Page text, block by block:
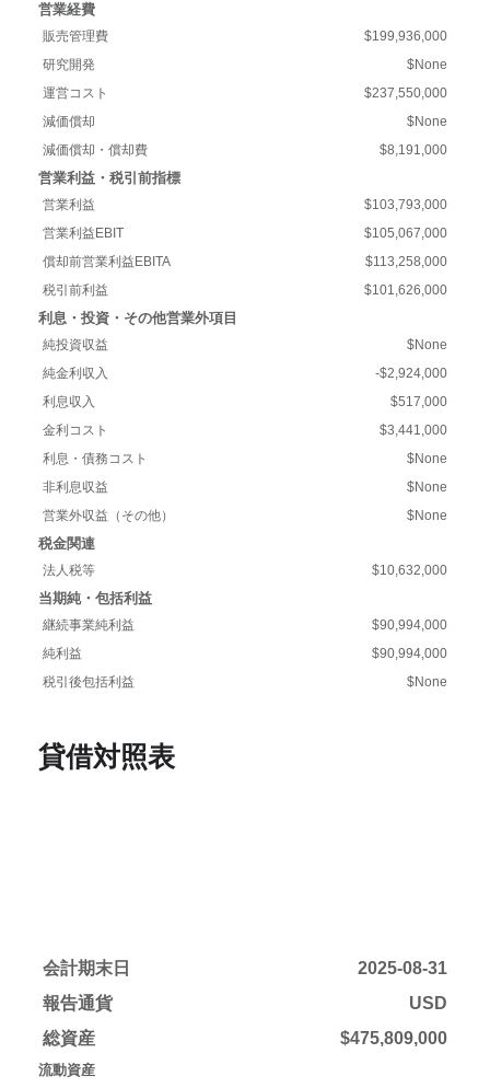
営業経費
販売管理費
$199,936,000
研究開発
$None
運営コスト
$237,550,000
減価償却
$None
減価償却・償却費
$8,191,000
営業利益・税引前指標
営業利益
$103,793,000
営業利益EBIT
$105,067,000
償却前営業利益EBITA
$113,258,000
税引前利益
$101,626,000
利息・投資・その他営業外項目
純投資収益
$None
純金利収入
-$2,924,000
利息収入
$517,000
金利コスト
$3,441,000
利息・債務コスト
$None
非利息収益
$None
営業外収益（その他）
$None
税金関連
法人税等 $10,632,000
当期純・包括利益
継続事業純利益
$90,994,000
純利益
$90,994,000
税引後包括利益
$None
貸借対照表
会計期末日
2025-08-31
報告通貨
USD
総資産
$475,809,000
流動資産